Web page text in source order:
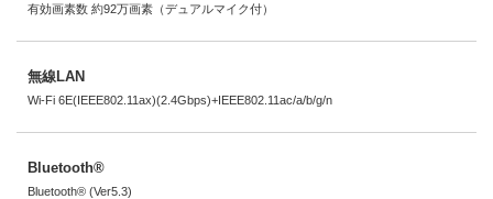
有効画素数 約92万画素（デュアルマイク付）
無線LAN
Wi-Fi 6E(IEEE802.11ax)(2.4Gbps)+IEEE802.11ac/a/b/g/n
Bluetooth®
Bluetooth® (Ver5.3)